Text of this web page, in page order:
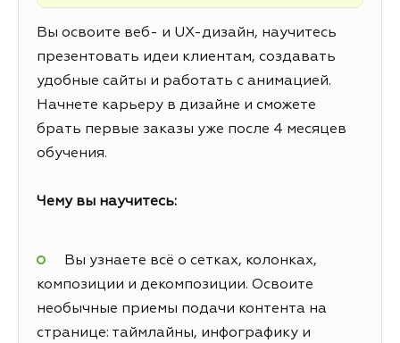
Вы освоите веб- и UX-дизайн, научитесь
презентовать идеи клиентам, создавать
удобные сайты и работать с анимацией.
Начнете карьеру в дизайне и сможете
брать первые заказы уже после 4 месяцев
обучения.
Чему вы научитесь:
Вы узнаете всё о сетках, колонках,
композиции и декомпозиции. Освоите
необычные приемы подачи контента на
странице: таймлайны, инфографику и